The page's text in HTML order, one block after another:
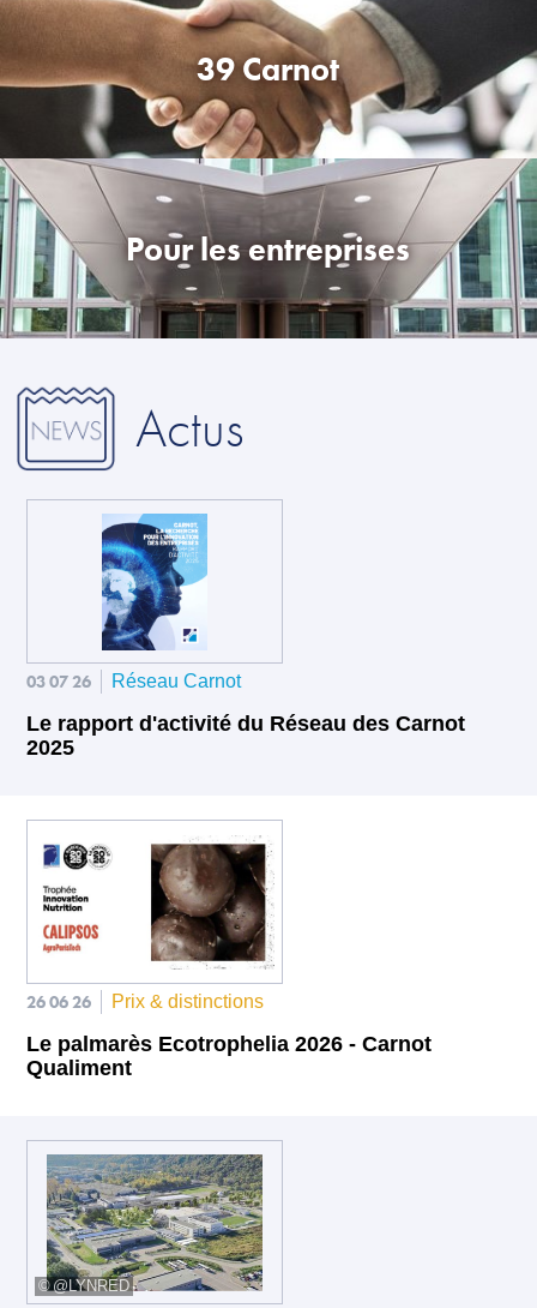
39 Carnot
Pour les entreprises
Actus
03 07 26 Réseau Carnot
Le rapport d'activité du Réseau des Carnot
2025
26 06 26 Prix & distinctions
Le palmarès Ecotrophelia 2026 - Carnot
Qualiment
@LYNRED